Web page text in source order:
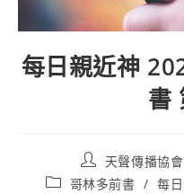
每日親近神
書
天聲傳播協會
哥林多前書 / 每